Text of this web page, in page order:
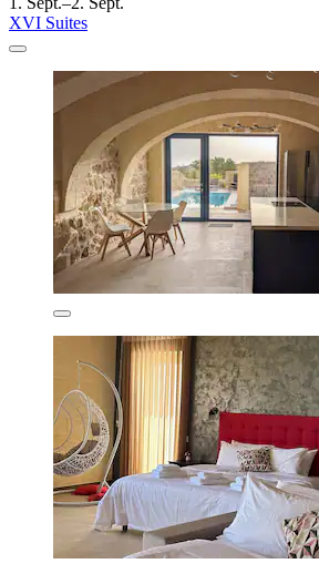
XVI Suites